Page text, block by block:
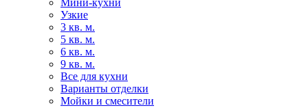
Мини-кухни
Узкие
3 кв. м.
5 кв. м.
6 кв. м.
9 кв. м.
Все для кухни
Варианты отделки
Мойки и смесители